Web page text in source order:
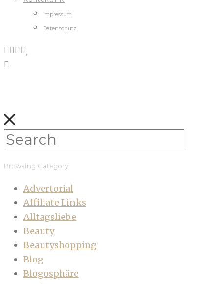
Impressum
Datenschutz
Browsing Category
Advertorial
Affiliate Links
Alltagsliebe
Beauty
Beautyshopping
Blog
Blogosphäre